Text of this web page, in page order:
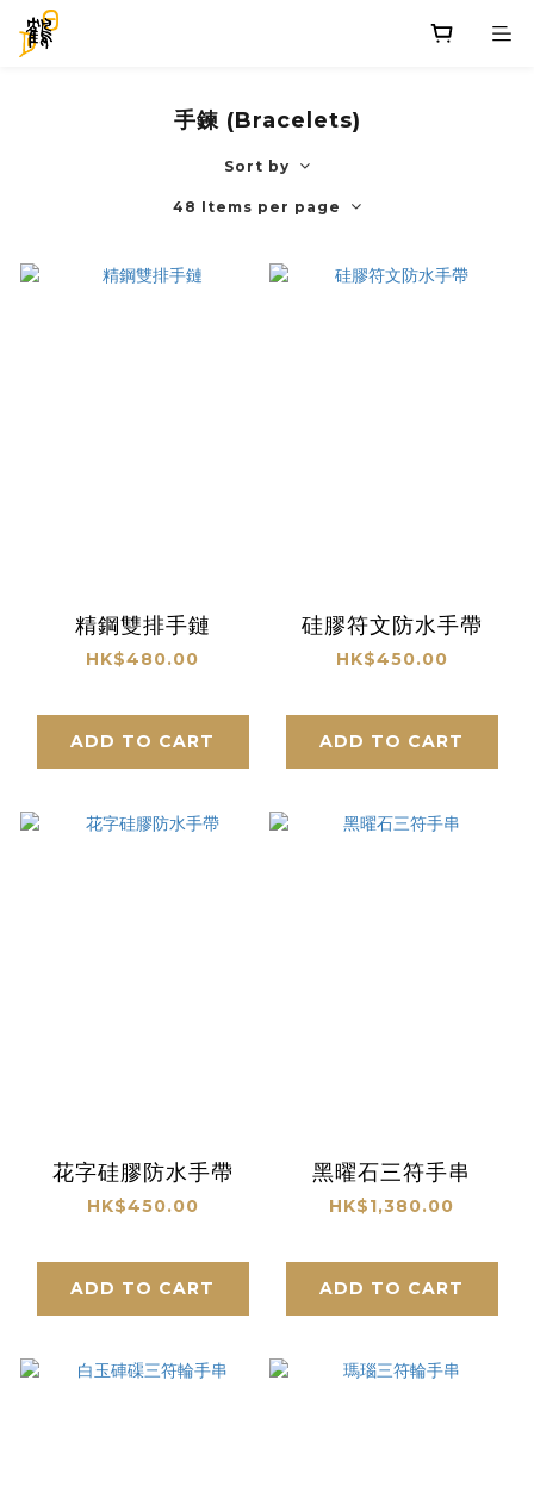
手鍊 (Bracelets)
Sort by
48 Items per page
精鋼雙排手鏈
HK$480.00
ADD TO CART
硅膠符文防水手帶
HK$450.00
ADD TO CART
花字硅膠防水手帶
HK$450.00
ADD TO CART
黑曜石三符手串
HK$1,380.00
ADD TO CART